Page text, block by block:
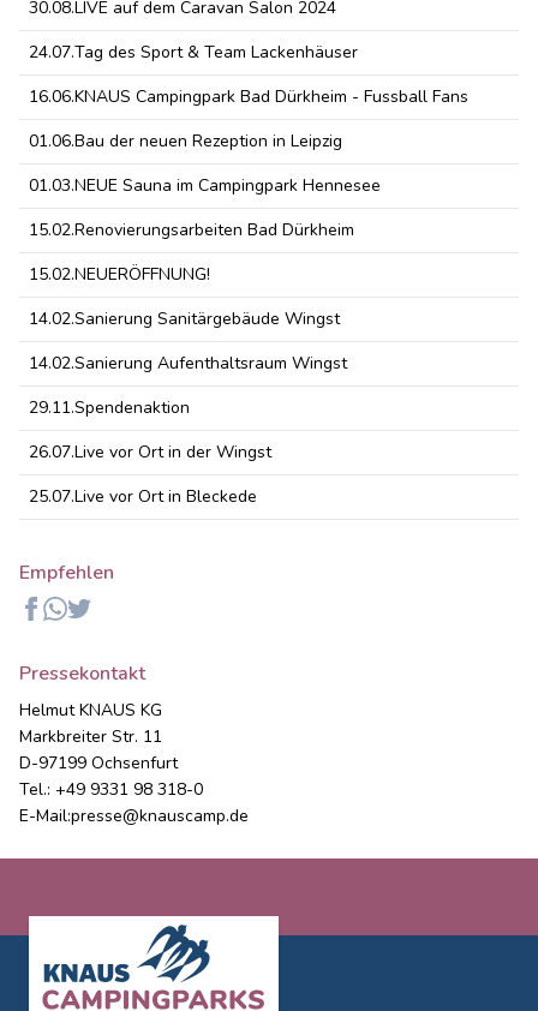
30.08.LIVE auf dem Caravan Salon 2024
24.07.Tag des Sport & Team Lackenhäuser
16.06.KNAUS Campingpark Bad Dürkheim - Fussball Fans
01.06.Bau der neuen Rezeption in Leipzig
01.03.NEUE Sauna im Campingpark Hennesee
15.02.Renovierungsarbeiten Bad Dürkheim
15.02.NEUERÖFFNUNG!
14.02.Sanierung Sanitärgebäude Wingst
14.02.Sanierung Aufenthaltsraum Wingst
29.11.Spendenaktion
26.07.Live vor Ort in der Wingst
25.07.Live vor Ort in Bleckede
Empfehlen
Facebook
Whatsapp
Twitter
Pressekontakt
Helmut KNAUS KG
Markbreiter Str. 11
D-97199 Ochsenfurt
Tel.: +49 9331 98 318-0
E-Mail:presse@knauscamp.de